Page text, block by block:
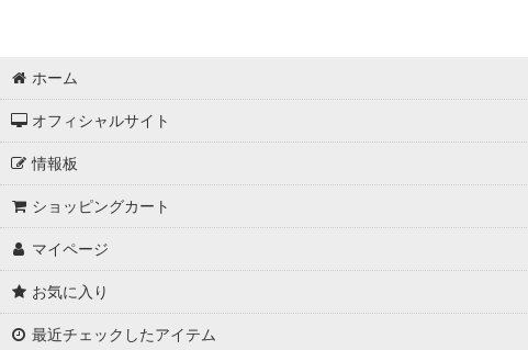
ホーム
オフィシャルサイト
情報板
ショッピングカート
マイページ
お気に入り
最近チェックしたアイテム